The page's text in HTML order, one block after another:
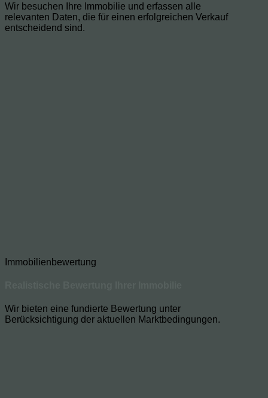
Wir besuchen Ihre Immobilie und erfassen alle
relevanten Daten, die für einen erfolgreichen Verkauf
entscheidend sind.
Immobilienbewertung
Wir bieten eine fundierte Bewertung unter
Berücksichtigung der aktuellen Marktbedingungen.